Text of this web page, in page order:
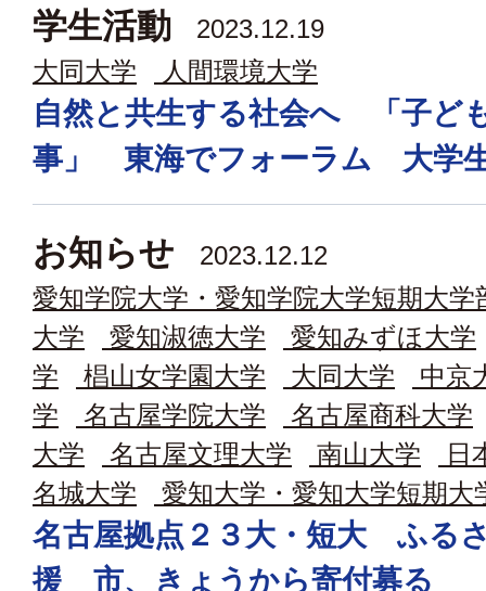
学生活動
2023.12.19
大同大学
人間環境大学
自然と共生する社会へ 「子ど
事」 東海でフォーラム 大学
お知らせ
2023.12.12
愛知学院大学・愛知学院大学短期大学
大学
愛知淑徳大学
愛知みずほ大学
学
椙山女学園大学 大同大学
中京
学
名古屋学院大学
名古屋商科大学
大学
名古屋文理大学 南山大学
日
名城大学
愛知大学・愛知大学短期大
名古屋拠点２３大・短大 ふる
援 市、きょうから寄付募る